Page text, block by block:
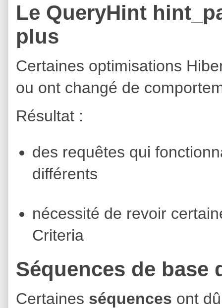
Le QueryHint
plus
Certaines optimisations
ou ont changé de
Résultat :
des requêtes qui
différents
nécessité de revoir
Criteria
Séquences de base
Certaines séquences ont